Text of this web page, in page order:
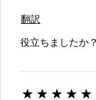
翻訳
役立ちましたか？